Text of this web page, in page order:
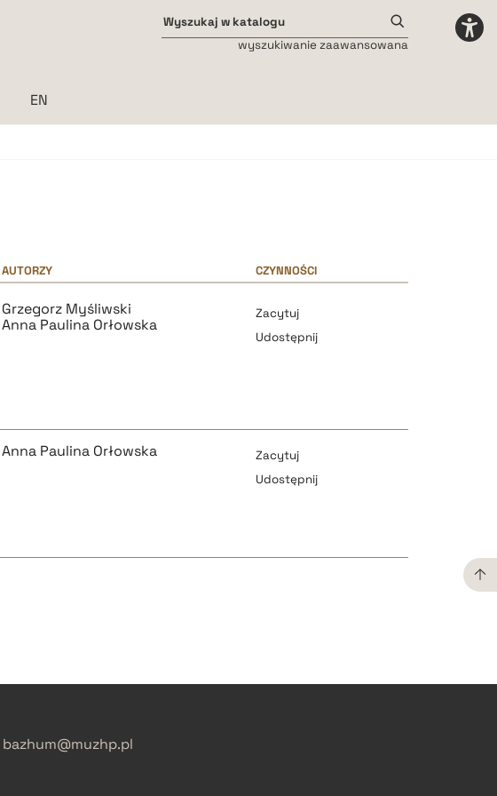
wyszukiwanie zaawansowana
AUTORZY CZYNNOŚCI
Grzegorz Myśliwski
Anna Paulina Orłowska
Zacytuj
Udostępnij
Anna Paulina Orłowska
Zacytuj
Udostępnij
bazhum@muzhp.pl